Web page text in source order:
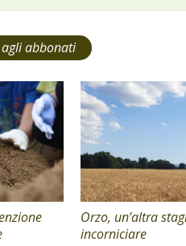
abbonati
Orzo, un’altra
incorniciare